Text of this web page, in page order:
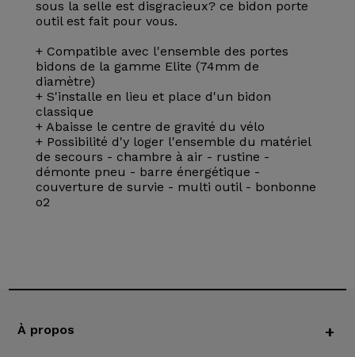
sous la selle est disgracieux? ce bidon porte
outil est fait pour vous.
+ Compatible avec l'ensemble des portes
bidons de la gamme Elite (74mm de
diamètre)
+ S'installe en lieu et place d'un bidon
classique
+ Abaisse le centre de gravité du vélo
+ Possibilité d'y loger l'ensemble du matériel
de secours - chambre à air - rustine -
démonte pneu - barre énergétique -
couverture de survie - multi outil - bonbonne
o2
À propos +